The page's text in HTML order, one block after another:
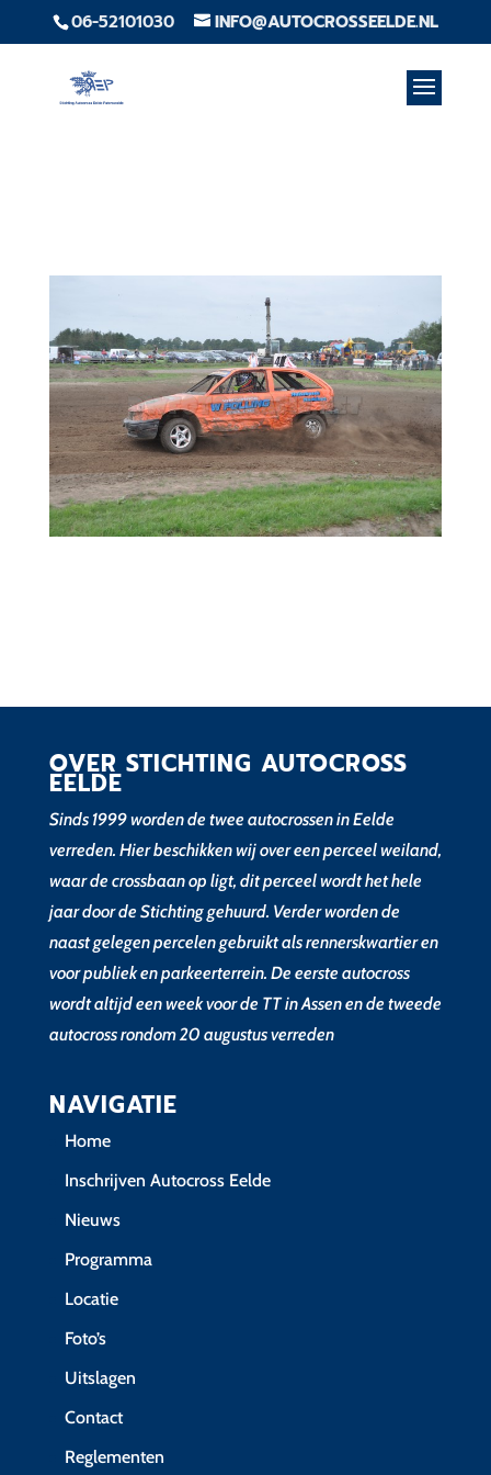
06-52101030 INFO@AUTOCROSSEELDE.NL
OVER STICHTING AUTOCROSS
EELDE
Sinds 1999 worden de twee autocrossen in Eelde
verreden. Hier beschikken wij over een perceel weiland,
waar de crossbaan op ligt, dit perceel wordt het hele
jaar door de Stichting gehuurd. Verder worden de
naast gelegen percelen gebruikt als rennerskwartier en
voor publiek en parkeerterrein. De eerste autocross
wordt altijd een week voor de TT in Assen en de tweede
autocross rondom 20 augustus verreden
NAVIGATIE
Home
Inschrijven Autocross Eelde
Nieuws
Programma
Locatie
Foto’s
Uitslagen
Contact
Reglementen